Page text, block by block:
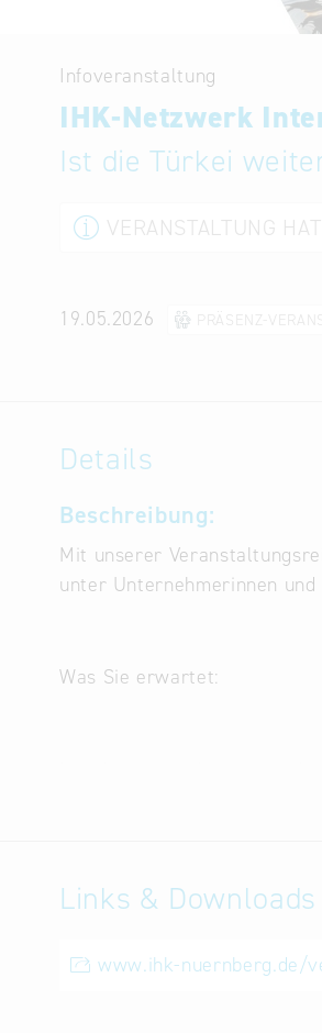
Treffen Sie uns am Infostand
Infoveranstaltung
IHK-Netzwerk
Ist die Türkei
VERANSTALTUNG
19.05.2026 PRÄSENZ-
Details
Beschreibung:
Mit unserer
unter Unternehmerinnen
Was Sie erwartet:
Offene Diskussion: Bringen
Verpflegung: Für Getränke
Am 19. Mai 2026 rücken
eine junge Bevölkerung,
Links & Downloads
www.ihk-nuernberg.de/